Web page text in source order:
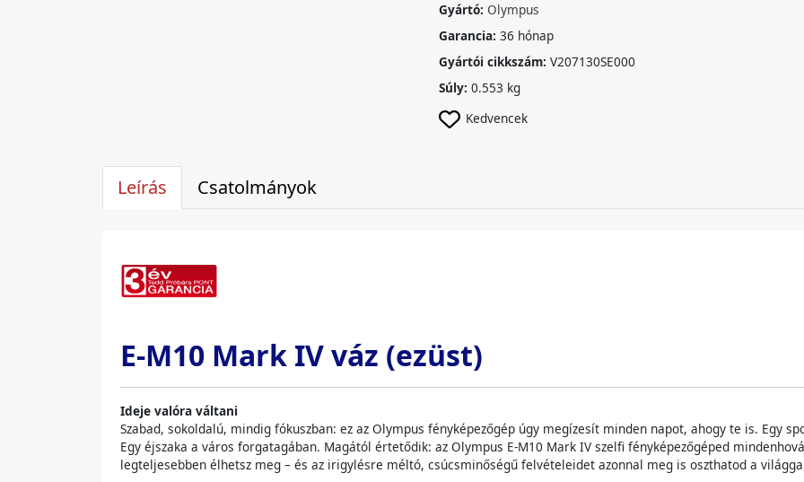
Gyártó: Olympus
Garancia: 36 hónap
Gyártói cikkszám: V207130SE000
Súly: 0.553 kg
Kedvencek
Leírás Csatolmányok
E-M10 Mark IV váz (ezüst)
Ideje valóra váltani
Szabad, sokoldalú, mindig fókuszban: ez az Olympus fényképezőgép úgy megízesít minden napot, ahogy te is. Egy
Egy éjszaka a város forgatagában. Magától értetődik: az Olympus E-M10 Mark IV szelfi fényképezőgéped
legteljesebben élhetsz meg – és az irigylésre méltó, csúcsminőségű felvételeidet azonnal meg is oszthatod a